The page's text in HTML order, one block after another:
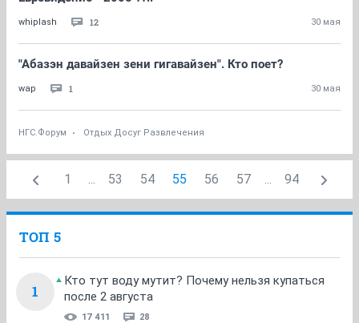
whiplash 12 30 мая
"Абазэн давайзен зени гигавайзен". Кто поет?
wap 1 30 мая
НГС.Форум Отдых Досуг Развлечения
1 ... 53 54 55 56 57 ... 94
ТОП 5
1
Кто тут воду мутит? Почему нельзя купаться
после 2 августа
17 411 28